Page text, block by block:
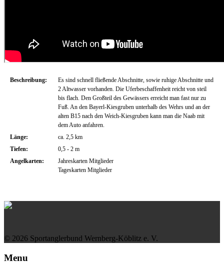
Beschreibung:
Es sind schnell fließende Abschnitte, sowie ruhige Abschnitte und
2 Altwasser vorhanden. Die Uferbeschaffenheit reicht von steil
bis flach. Den Großteil des Gewässers erreicht man fast nur zu
Fuß. An den Bayerl-Kiesgruben unterhalb des Wehrs und an der
alten B15 nach den Weich-Kiesgruben kann man die Naab mit
dem Auto anfahren.
Länge:
ca. 2,5 km
Tiefen:
0,5 - 2 m
Angelkarten:
Jahreskarten Mitglieder
Tageskarten Mitglieder
© 2026 Sportanglerbund Wernberg-Köblitz e. V.
Menu